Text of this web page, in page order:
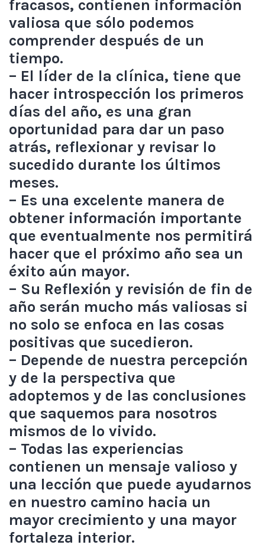
fracasos, contienen información
valiosa que sólo podemos
comprender después de un
tiempo.
– El líder de la clínica, tiene que
hacer introspección los primeros
días del año, es una gran
oportunidad para dar un paso
atrás, reflexionar y revisar lo
sucedido durante los últimos
meses.
– Es una excelente manera de
obtener información importante
que eventualmente nos permitirá
hacer que el próximo año sea un
éxito aún mayor.
– Su Reflexión y revisión de fin de
año serán mucho más valiosas si
no solo se enfoca en las cosas
positivas que sucedieron.
– Depende de nuestra percepción
y de la perspectiva que
adoptemos y de las conclusiones
que saquemos para nosotros
mismos de lo vivido.
– Todas las experiencias
contienen un mensaje valioso y
una lección que puede ayudarnos
en nuestro camino hacia un
mayor crecimiento y una mayor
fortaleza interior.